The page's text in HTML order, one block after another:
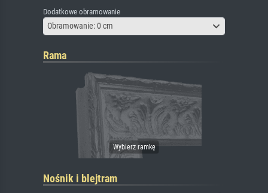
Dodatkowe obramowanie
Obramowanie: 0 cm
Rama
Nośnik i blejtram